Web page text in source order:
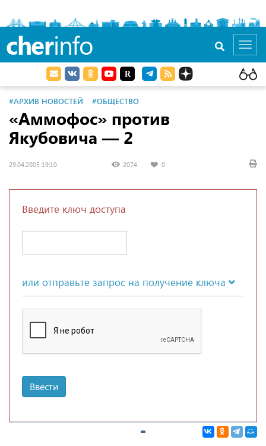
cherinfo
#АРХИВ НОВОСТЕЙ #ОБЩЕСТВО
«Аммофос» против
Якубовича — 2
29.04.2005 19:10 2074 0
Введите ключ доступа
или отправьте запрос на получение ключа
Ввести